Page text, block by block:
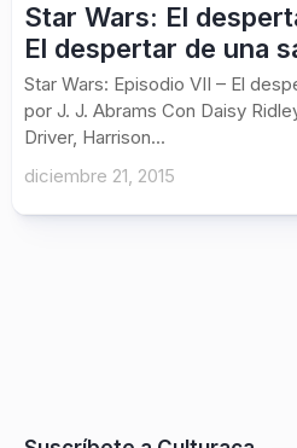
Star Wars: El
El despertar de una
Star Wars: Episodio VII – El
por J. J. Abrams Con Daisy
Driver, Harrison...
diciembre 21, 2015